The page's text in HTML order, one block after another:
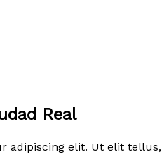
Real
adipiscing elit. Ut elit